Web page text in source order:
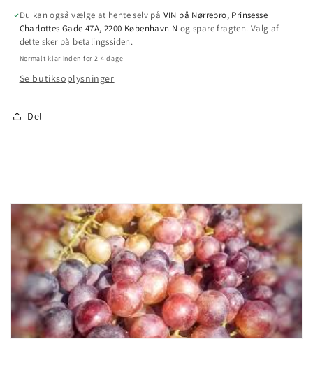
Kiboni
(champagnestopper
/
prop)
Kiboni
(champagnestopper
/
prop)
Du kan også vælge at hente selv på VIN på Nørrebro, Prinsesse
Charlottes Gade 47A, 2200 København N og spare fragten. Valg af
dette sker på betalingssiden.
Normalt klar inden for 2-4 dage
Se butiksoplysninger
Del